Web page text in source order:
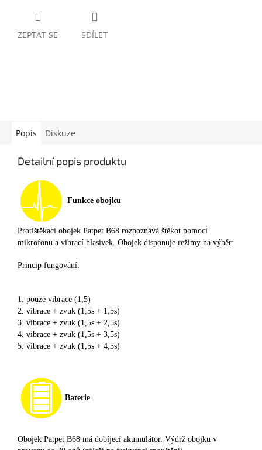
ZEPTAT SE SDÍLET
Popis Diskuze
Detailní popis produktu
Funkce obojku
Protištěkací obojek Patpet B68 rozpoznává štěkot pomocí
mikrofonu a vibrací hlasivek. Obojek disponuje režimy na výběr:
Princip fungování:
1. pouze vibrace (1,5)
2. vibrace + zvuk (1,5s + 1,5s)
3. vibrace + zvuk (1,5s + 2,5s)
4. vibrace + zvuk (1,5s + 3,5s)
5. vibrace + zvuk (1,5s + 4,5s)
Baterie
Obojek Patpet B68 má dobíjecí akumulátor. Výdrž obojku v